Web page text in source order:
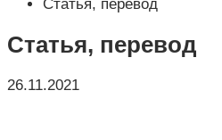
Статья, перевод
Статья, перевод
26.11.2021